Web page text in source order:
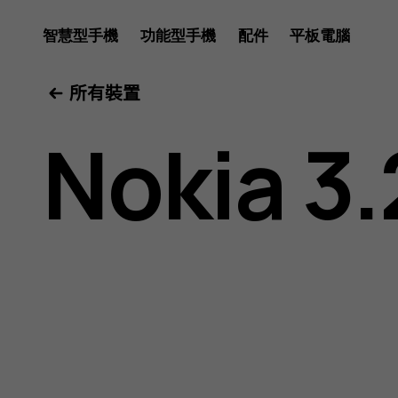
Nokia
3.2
用
智慧型手機 功能型手機 配件 平板電腦
所有裝置
Nokia